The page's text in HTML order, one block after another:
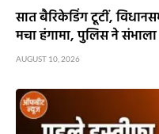
सात बैरिकेडिंग टूटीं,
मचा हंगामा, पुलिस ने संभाला
AUGUST 10, 2026